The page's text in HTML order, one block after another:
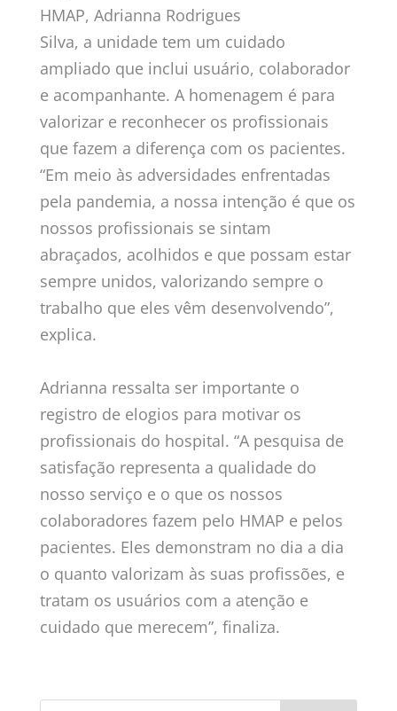
HMAP, Adrianna Rodrigues
Silva, a unidade tem um cuidado
ampliado que inclui usuário, colaborador
e acompanhante. A homenagem é para
valorizar e reconhecer os profissionais
que fazem a diferença com os pacientes.
“Em meio às adversidades enfrentadas
pela pandemia, a nossa intenção é que os
nossos profissionais se sintam
abraçados, acolhidos e que possam estar
sempre unidos, valorizando sempre o
trabalho que eles vêm desenvolvendo”,
explica.
Adrianna ressalta ser importante o
registro de elogios para motivar os
profissionais do hospital. “A pesquisa de
satisfação representa a qualidade do
nosso serviço e o que os nossos
colaboradores fazem pelo HMAP e pelos
pacientes. Eles demonstram no dia a dia
o quanto valorizam às suas profissões, e
tratam os usuários com a atenção e
cuidado que merecem”, finaliza.